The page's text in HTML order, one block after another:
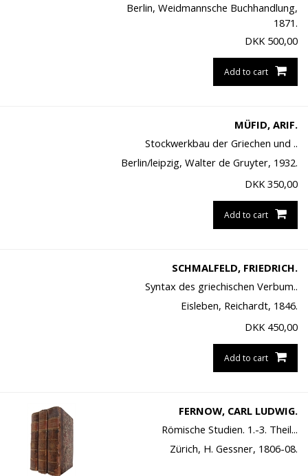
Berlin, Weidmannsche Buchhandlung,
1871.
DKK 500,00
Add to cart
MÜFID, ARIF.
Stockwerkbau der Griechen und ..
Berlin/leipzig, Walter de Gruyter, 1932.
DKK 350,00
Add to cart
SCHMALFELD, FRIEDRICH.
Syntax des griechischen Verbum..
Eisleben, Reichardt, 1846.
DKK 450,00
Add to cart
FERNOW, CARL LUDWIG.
Römische Studien. 1.-3. Theil...
Zürich, H. Gessner, 1806-08.